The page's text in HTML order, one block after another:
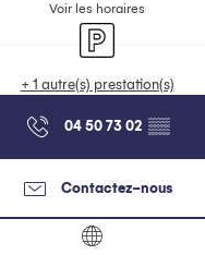
Voir les horaires
Parking
+ 1 autre(s) prestation(s)
04 50 73 02 ▒▒
Contactez-nous